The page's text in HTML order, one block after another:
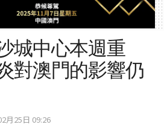
城中心本週重
對澳門的影響仍
月25日 09:26